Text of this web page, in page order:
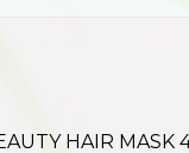
HAIR MASK